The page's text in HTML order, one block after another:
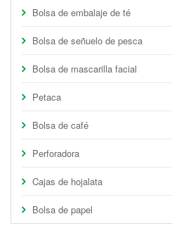
Bolsa de embalaje de té
Bolsa de señuelo de pesca
Bolsa de mascarilla facial
Petaca
Bolsa de café
Perforadora
Cajas de hojalata
Bolsa de papel